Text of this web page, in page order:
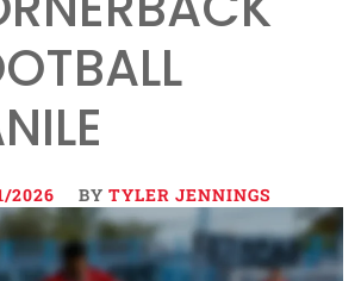
2026 BY TYLER JENNINGS